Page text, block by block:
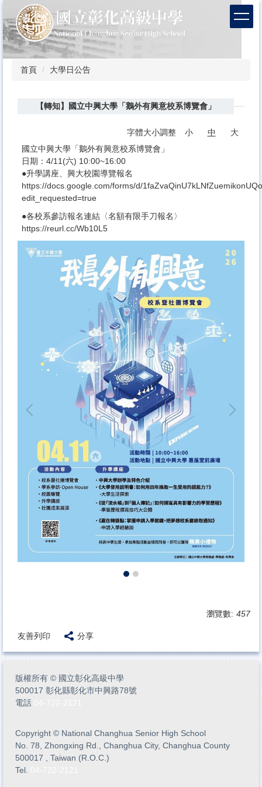
到
主
要
內
首頁 大學日公告
【轉知】國立中興大學「鵝外有興意校系博覽會」
字體大小調整 小 中
大
國立中興大學「鵝外有興意校系博覽會」
日期：4/11(六) 10:00~16:00
●升學講座、興大校園導覽報名
https://docs.google.com/forms/d/
edit_requested=true
●各校系參訪報名連結〈名額有限手刀報名〉
https://reurl.cc/Wb10L5
瀏覽數: 457
友善列印 分享
版權所有 © 國立彰化高級中學
500017 彰化縣彰化市中興路78號
電話
Copyright © National Changhua Senior High School
No. 78, Zhongxing Rd., Changhua City, Changhua County
500017 , Taiwan (R.O.C.)
Tel.